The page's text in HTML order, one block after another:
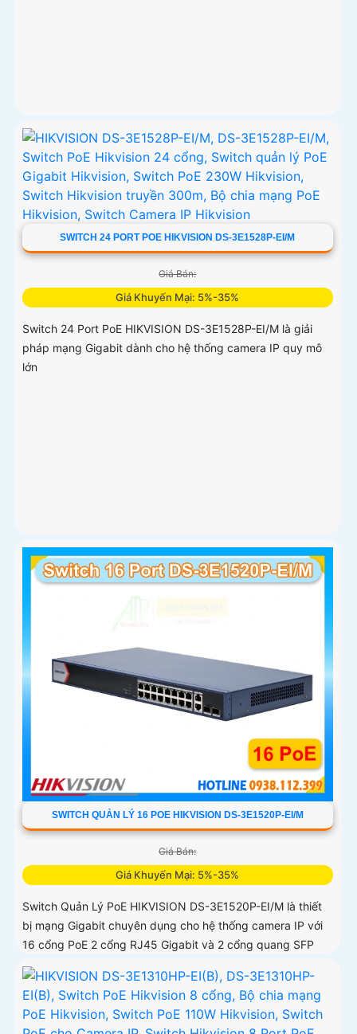
SWITCH 24 PORT POE HIKVISION DS-3E1528P-EI/M
Giá Bán:
Giá Khuyến Mại: 5%-35%
Switch 24 Port PoE HIKVISION DS-3E1528P-EI/M là giải
pháp mạng Gigabit dành cho hệ thống camera IP quy mô
lớn
SWITCH QUẢN LÝ 16 POE HIKVISION DS-3E1520P-EI/M
Giá Bán:
Giá Khuyến Mại: 5%-35%
Switch Quản Lý PoE HIKVISION DS-3E1520P-EI/M là thiết
bị mạng Gigabit chuyên dụng cho hệ thống camera IP với
16 cổng PoE 2 cổng RJ45 Gigabit và 2 cổng quang SFP